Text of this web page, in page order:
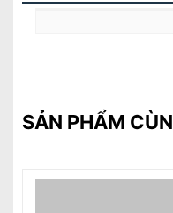
Thiết kế sang trọng mang
Cùng với đó, loa thanh còn
hiện đại, giúp căn phòng
SẢN PHẨM